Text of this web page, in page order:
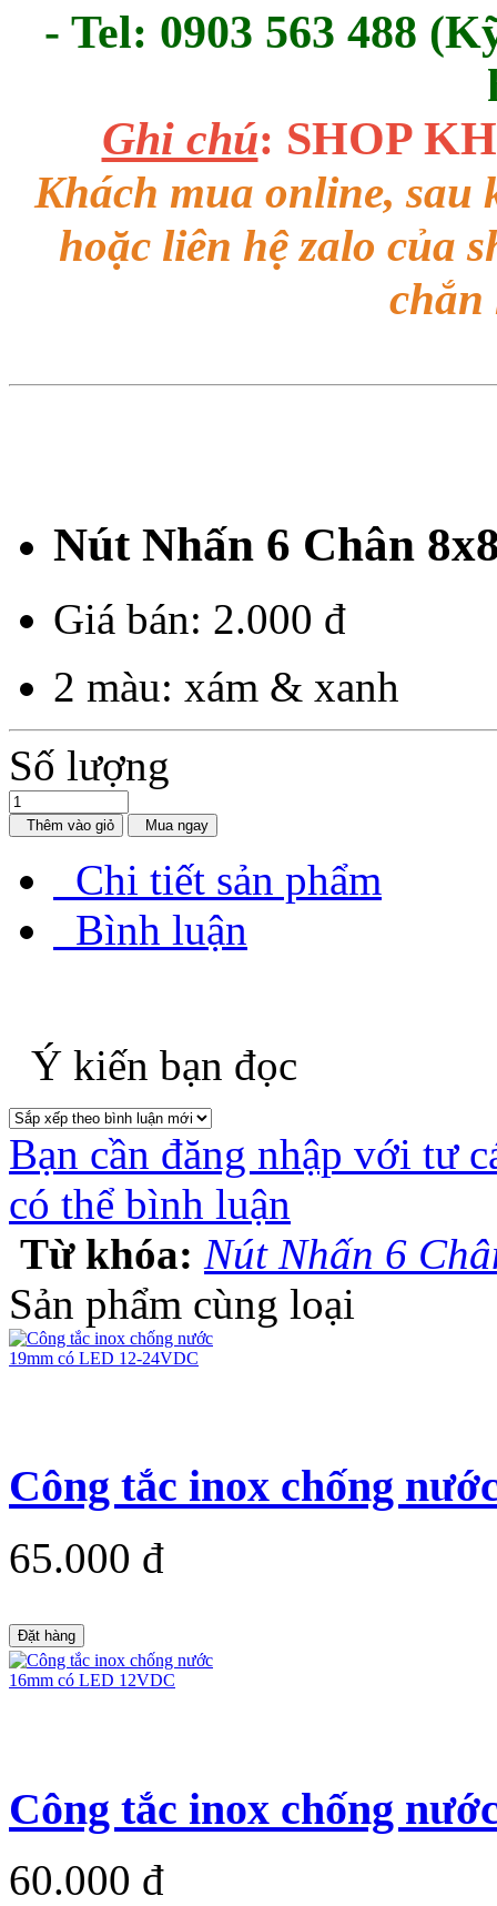
- Tel: 0903 563 488
Ghi chú: SHOP
Khách mua online,
hoặc liên hệ zalo của
chắn
Nút Nhấn 6 Chân
Giá bán: 2.000 đ
2 màu: xám & xanh
Số lượng
Thêm vào giỏ Mua ngay
Chi tiết sản phẩm
Bình luận
Ý kiến bạn đọc
Bạn cần đăng nhập với tư
có thể bình luận
Từ khóa: Nút Nhấn 6
Sản phẩm cùng loại
Công tắc inox chống
65.000 đ
Đặt hàng
Công tắc inox chống
60.000 đ